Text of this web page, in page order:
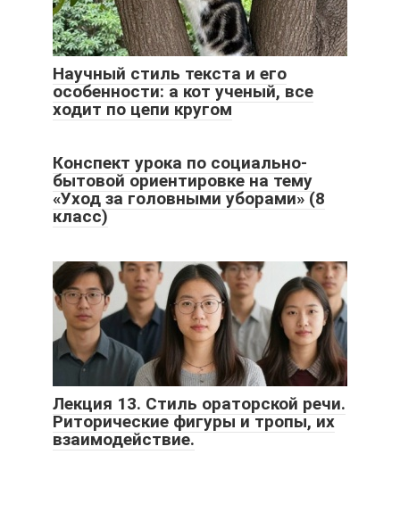
Научный стиль текста и его
особенности: а кот ученый, все
ходит по цепи кругом
Конспект урока по социально-
бытовой ориентировке на тему
«Уход за головными уборами» (8
класс)
Лекция 13. Стиль ораторской речи.
Риторические фигуры и тропы, их
взаимодействие.